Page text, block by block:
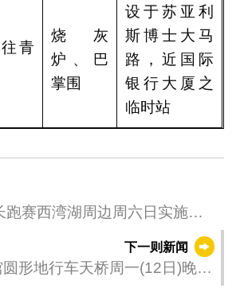
青
烧灰
炉、巴
掌围
设于苏亚利
斯博士大马
路，近国际
银行大厦之
临时站
跑赛西湾湖周边周六日实施临
下一则新闻
形地行车天桥周一(12日)晚实